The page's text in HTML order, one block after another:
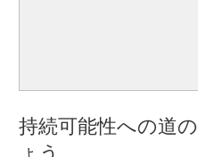
持続可能性への道